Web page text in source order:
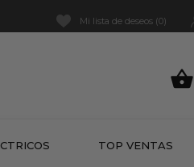
Mi lista de deseos (0)

TOP VENTAS